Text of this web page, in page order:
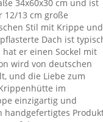
34x60x30 cm und ist
12/13 cm große
Stil mit Krippe und
Dach ist
er einen Sockel mit
wird von deutschen
und die Liebe zum
im
einzigartig und
handgefertigtes